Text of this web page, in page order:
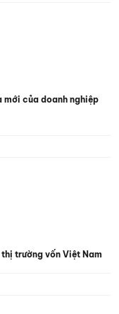
mới của doanh nghiệp
thị trường vốn Việt Nam